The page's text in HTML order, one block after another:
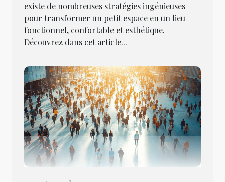
existe de nombreuses stratégies ingénieuses
pour transformer un petit espace en un lieu
fonctionnel, confortable et esthétique.
Découvrez dans cet article...